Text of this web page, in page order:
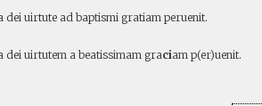
dei uirtute ad baptismi gratiam peruenit.
dei uirtutem a beatissimam graciam p(er)uenit.